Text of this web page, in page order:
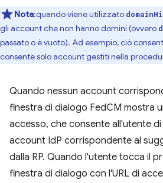
Nota:quando viene utilizzato
gli account che non hanno domini (ovvero
passato o è vuoto). Ad esempio, ciò
consente solo account gestiti nella
Quando nessun account
finestra di dialogo FedCM mostra
accesso, che consente all'utente
account IdP corrispondente al
dalla RP. Quando l'utente tocca il
finestra di dialogo con l'URL di